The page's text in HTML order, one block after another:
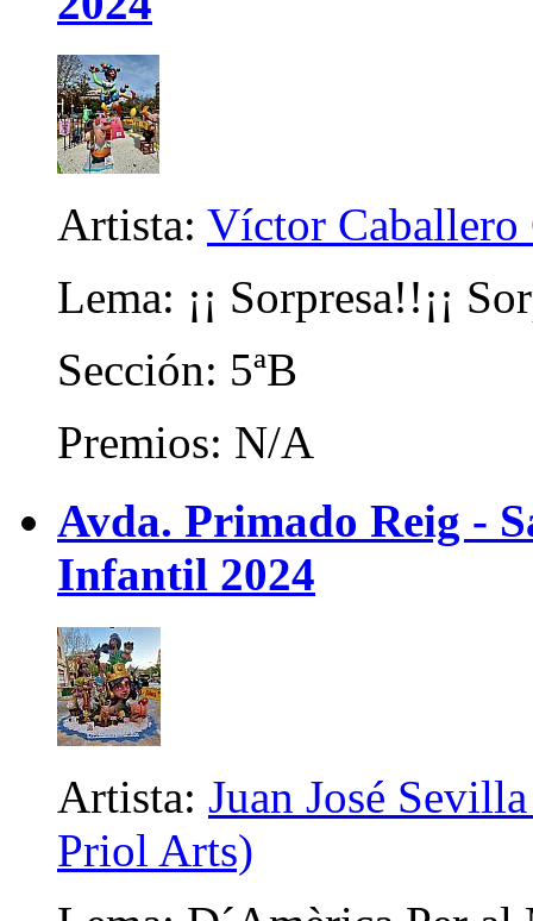
Artista: Víctor Caballero
Lema: ¡¡ Sorpresa!!¡¡
Sección: 5ªB
Premios: N/A
Avda. Primado Reig -
Infantil 2024
Artista: Juan José
Priol Arts)